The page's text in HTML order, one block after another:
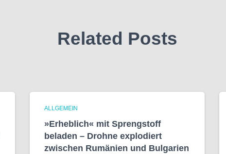
Related Posts
ALLGEMEIN
»Erheblich« mit Sprengstoff
beladen – Drohne explodiert
zwischen Rumänien und Bulgarien